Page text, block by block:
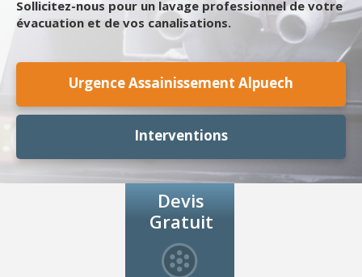
Sollicitez-nous pour un lavage professionnel de votre
évacuation et de vos canalisations.
Urgence Assainissement Alpuech
Interventions
Devis
Gratuit